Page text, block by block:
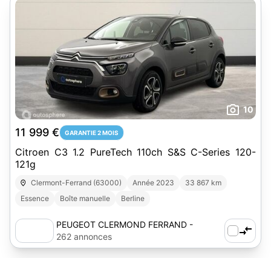
10
11 999 € GARANTIE 2 MOIS
Citroen C3 1.2 PureTech 110ch S&S C-Series 120-
121g
Clermont-Ferrand (63000) Année 2023
33 867 km
Essence
Boîte manuelle Berline
PEUGEOT CLERMOND FERRAND -
AUTOSPHERE
262 annonces